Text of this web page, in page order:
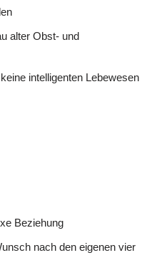
alter Obst- und
intelligenten Lebewesen
Beziehung
nach den eigenen vier